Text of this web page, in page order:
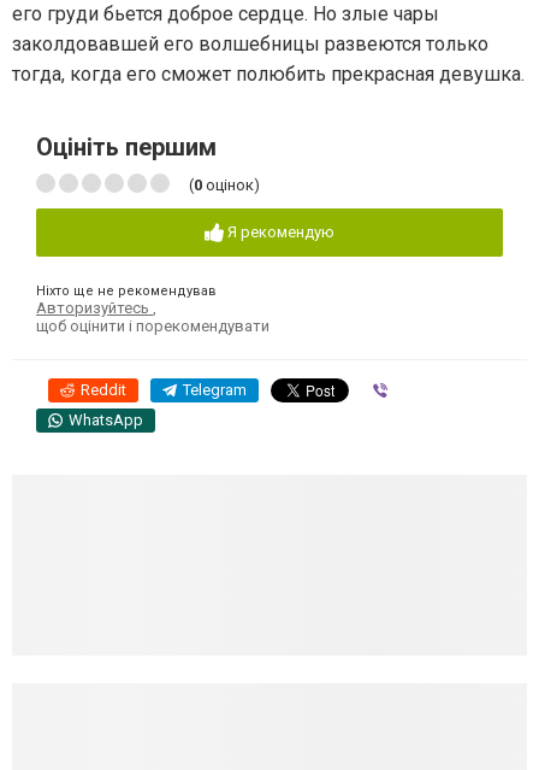
его груди бьется доброе сердце. Но злые чары
заколдовавшей его волшебницы развеются только
тогда, когда его сможет полюбить прекрасная девушка.
Оцініть першим
(0 оцінок)
Я рекомендую
Ніхто ще не рекомендував
Авторизуйтесь ,
щоб оцінити і порекомендувати
Reddit Telegram
WhatsApp